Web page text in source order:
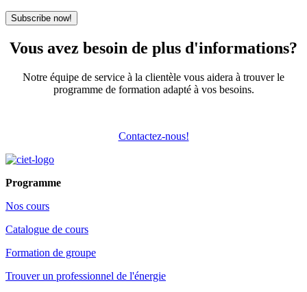
Subscribe now!
Vous avez besoin de plus d'informations?
Notre équipe de service à la clientèle vous aidera à trouver le
programme de formation adapté à vos besoins.
Contactez-nous!
Programme
Nos cours
Catalogue de cours
Formation de groupe
Trouver un professionnel de l'énergie